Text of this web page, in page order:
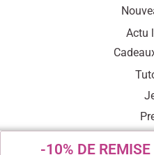
Actu
-10% DE